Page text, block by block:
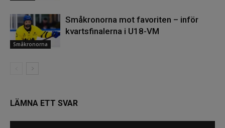
Småkronorna
Småkronorna mot favoriten – inför
kvartsfinalerna i U18-VM
LÄMNA ETT SVAR